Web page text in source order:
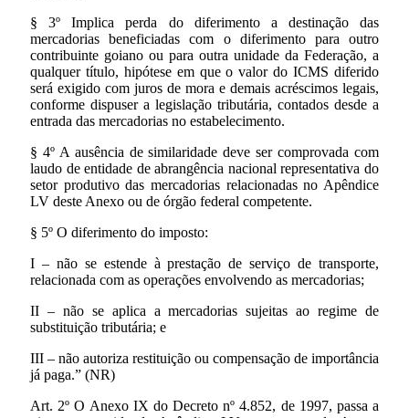
§ 3º Implica perda do diferimento a destinação das
mercadorias beneficiadas com o diferimento para outro
contribuinte goiano ou para outra unidade da Federação, a
qualquer título, hipótese em que o valor do ICMS diferido
será exigido com juros de mora e demais acréscimos legais,
conforme dispuser a legislação tributária, contados desde a
entrada das mercadorias no estabelecimento.
§ 4º A ausência de similaridade deve ser comprovada com
laudo de entidade de abrangência nacional representativa do
setor produtivo das mercadorias relacionadas no Apêndice
LV deste Anexo ou de órgão federal competente.
§ 5º O diferimento do imposto:
I – não se estende à prestação de serviço de transporte,
relacionada com as operações envolvendo as mercadorias;
II – não se aplica a mercadorias sujeitas ao regime de
substituição tributária; e
III – não autoriza restituição ou compensação de importância
já paga.” (NR)
Art. 2º O Anexo IX do Decreto nº 4.852, de 1997, passa a